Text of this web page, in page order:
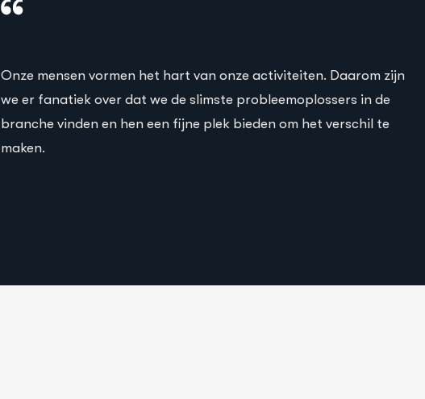
Onze mensen vormen het hart van onze activiteiten. Daarom zijn
we er fanatiek over dat we de slimste probleemoplossers in de
branche vinden en hen een fijne plek bieden om het verschil te
maken.